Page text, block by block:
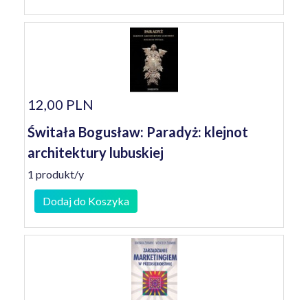
12,00 PLN
Świtała Bogusław: Paradyż: klejnot
architektury lubuskiej
1 produkt/y
Dodaj do Koszyka